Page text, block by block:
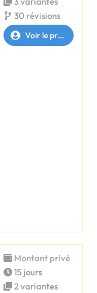
30 révisions
Voir le profil
Montant privé
15 jours
2 variantes